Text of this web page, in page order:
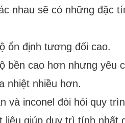
nhau sẽ có những đặc
ổn định tương đối cao.
bền cao hơn nhưng yêu
nhiệt nhiều hơn.
và inconel đòi hỏi quy
liệu giúp duy trì tính nhất